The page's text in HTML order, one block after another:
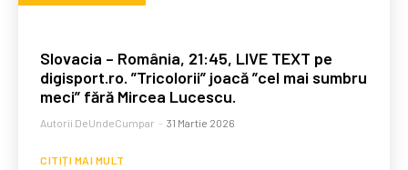
Slovacia – România, 21:45, LIVE TEXT pe
digisport.ro. ”Tricolorii” joacă ”cel mai sumbru
meci” fără Mircea Lucescu.
Autorii DeUndeCumpar - 31 Martie 2026
CITIȚI MAI MULT